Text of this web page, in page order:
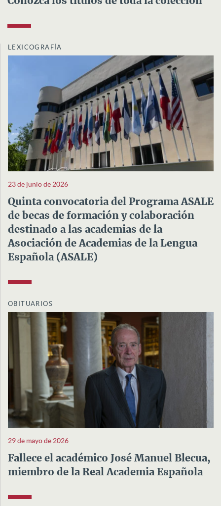
LEXICOGRAFÍA
23 de junio de 2026
Quinta convocatoria del Programa ASALE
de becas de formación y colaboración
destinado a las academias de la
Asociación de Academias de la Lengua
Española (ASALE)
OBITUARIOS
29 de mayo de 2026
Fallece el académico José Manuel Blecua,
miembro de la Real Academia Española